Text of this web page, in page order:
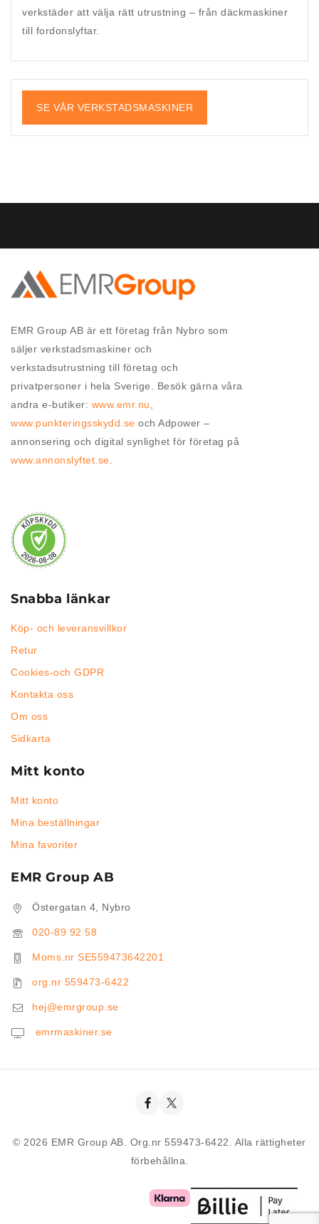
verkstäder att välja rätt utrustning – från däckmaskiner
till fordonslyftar.
SE VÅR VERKSTADSMASKINER
EMR Group AB är ett företag från Nybro som
säljer verkstadsmaskiner och
verkstadsutrustning till företag och
privatpersoner i hela Sverige. Besök gärna våra
andra e-butiker: www.emr.nu,
www.punkteringsskydd.se och Adpower –
annonsering och digital synlighet för företag på
www.annonslyftet.se.
Snabba länkar
Köp- och leveransvillkor
Retur
Cookies-och GDPR
Kontakta oss
Om oss
Sidkarta
Mitt konto
Mitt konto
Mina beställningar
Mina favoriter
EMR Group AB
Östergatan 4, Nybro
020-89 92 58
Moms.nr SE559473642201
org.nr 559473-6422
hej@emrgroup.se
emrmaskiner.se
© 2026 EMR Group AB. Org.nr 559473-6422. Alla rättigheter
förbehållna.